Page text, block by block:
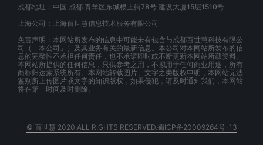
成都地址：中国 成都 青羊区东城根上街78号 建设大厦15层1510号
上海公司：上海百世慧信息技术服务有限公司
免责声明：本网站所发布的信息中可能未有包含与成都百世慧科技有限公
司（「本公司」）及其业务有关的最新信息。本公司对本网站所发布的信
息的完整性不承担任何责任，也不承诺即时或不断更新本网站所载资料。
本网站所提供的任何信息，只供参考之用，不拟用于任何商业用途，所有
商标归达索系统所有。本网站转载图片、文字之类版权申明，本网站无法
鉴别所上传图片或文字的知识版权，如果侵犯，请及时通知我们，本网站
将在第一时间及时删除。
© 百世慧 2020.ALL RIGHTS RESERVED.蜀ICP备20009264号-13